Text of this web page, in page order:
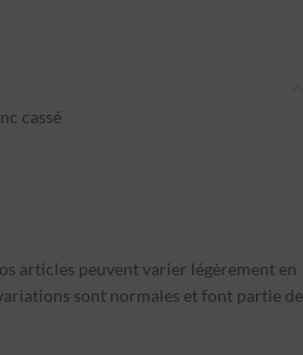
cassé
articles peuvent varier légèrement en
sont normales et font partie de